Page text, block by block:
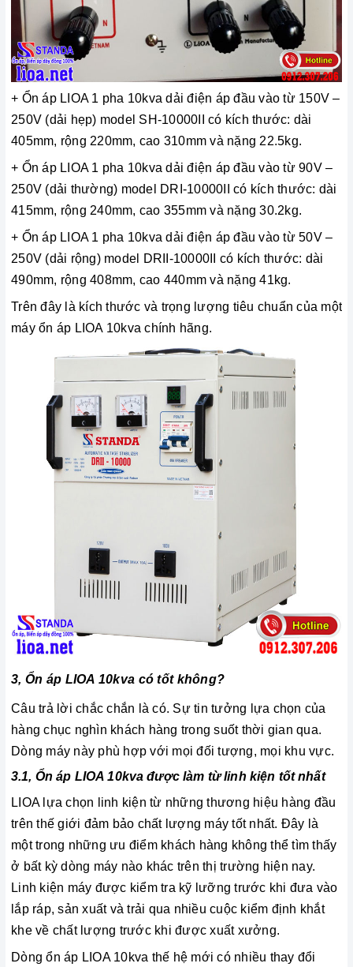
+ Ổn áp LIOA 1 pha 10kva dải điện áp đầu vào từ 150V –
250V (dải hẹp) model SH-10000II có kích thước: dài
405mm, rộng 220mm, cao 310mm và nặng 22.5kg.
+ Ổn áp LIOA 1 pha 10kva dải điện áp đầu vào từ 90V –
250V (dải thường) model DRI-10000II có kích thước: dài
415mm, rộng 240mm, cao 355mm và nặng 30.2kg.
+ Ổn áp LIOA 1 pha 10kva dải điện áp đầu vào từ 50V –
250V (dải rộng) model DRII-10000II có kích thước: dài
490mm, rộng 408mm, cao 440mm và nặng 41kg.
Trên đây là kích thước và trọng lượng tiêu chuẩn của một
máy ổn áp LIOA 10kva chính hãng.
3, Ổn áp LIOA 10kva có tốt không?
Câu trả lời chắc chắn là có. Sự tin tưởng lựa chọn của
hàng chục nghìn khách hàng trong suốt thời gian qua.
Dòng máy này phù hợp với mọi đối tượng, mọi khu vực.
3.1, Ổn áp LIOA 10kva được làm từ linh kiện tốt nhất
LIOA lựa chọn linh kiện từ những thương hiệu hàng đầu
trên thế giới đảm bảo chất lượng máy tốt nhất. Đây là
một trong những ưu điểm khách hàng không thể tìm thấy
ở bất kỳ dòng máy nào khác trên thị trường hiện nay.
Linh kiện máy được kiểm tra kỹ lưỡng trước khi đưa vào
lắp ráp, sản xuất và trải qua nhiều cuộc kiểm định khắt
khe về chất lượng trước khi được xuất xưởng.
Dòng ổn áp LIOA 10kva thế hệ mới có nhiều thay đổi